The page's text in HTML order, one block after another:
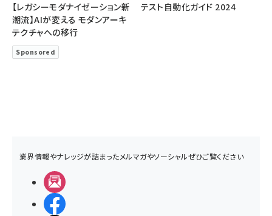
業界情報やナレッジが詰まったメルマガやソーシャルぜひご覧ください
【レガシーモダナイゼーション新
潮流】AIが変える モダンアーキ
テクチャへの移行
Sponsored
テスト自動化ガイド 2024